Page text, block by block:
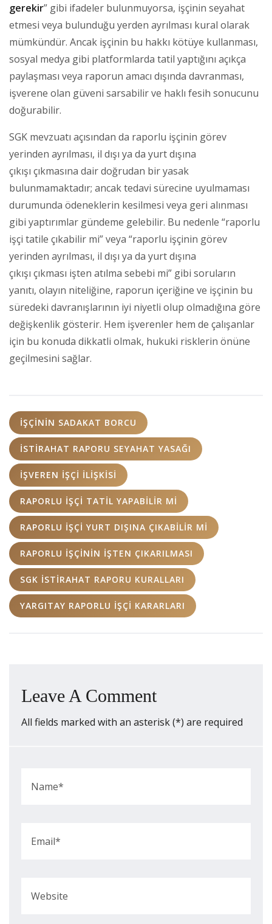
gerekir” gibi ifadeler bulunmuyorsa, işçinin seyahat
etmesi veya bulunduğu yerden ayrılması kural olarak
mümkündür. Ancak işçinin bu hakkı kötüye kullanması,
sosyal medya gibi platformlarda tatil yaptığını açıkça
paylaşması veya raporun amacı dışında davranması,
işverene olan güveni sarsabilir ve haklı fesih sonucunu
doğurabilir.
SGK mevzuatı açısından da raporlu işçinin görev
yerinden ayrılması, il dışı ya da yurt dışına
çıkışı çıkmasına dair doğrudan bir yasak
bulunmamaktadır; ancak tedavi sürecine uyulmaması
durumunda ödeneklerin kesilmesi veya geri alınması
gibi yaptırımlar gündeme gelebilir. Bu nedenle “raporlu
işçi tatile çıkabilir mi” veya “raporlu işçinin görev
yerinden ayrılması, il dışı ya da yurt dışına
çıkışı çıkması işten atılma sebebi mi” gibi soruların
yanıtı, olayın niteliğine, raporun içeriğine ve işçinin bu
süredeki davranışlarının iyi niyetli olup olmadığına göre
değişkenlik gösterir. Hem işverenler hem de çalışanlar
için bu konuda dikkatli olmak, hukuki risklerin önüne
geçilmesini sağlar.
IŞÇININ SADAKAT BORCU
ISTIRAHAT RAPORU SEYAHAT YASAĞI
IŞVEREN IŞÇI ILIŞKISI
RAPORLU IŞÇI TATIL YAPABILIR MI
RAPORLU IŞÇI YURT DIŞINA ÇIKABILIR MI
RAPORLU IŞÇININ IŞTEN ÇIKARILMASI
SGK ISTIRAHAT RAPORU KURALLARI
YARGITAY RAPORLU IŞÇI KARARLARI
Leave A Comment
All fields marked with an asterisk (*) are required